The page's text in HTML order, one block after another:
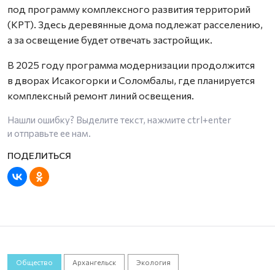
под программу комплексного развития территорий
(КРТ). Здесь деревянные дома подлежат расселению,
а за освещение будет отвечать застройщик.
В 2025 году программа модернизации продолжится
в дворах Исакогорки и Соломбалы, где планируется
комплексный ремонт линий освещения.
Нашли ошибку? Выделите текст, нажмите ctrl+enter
и отправьте ее нам.
Общество Архангельск Экология